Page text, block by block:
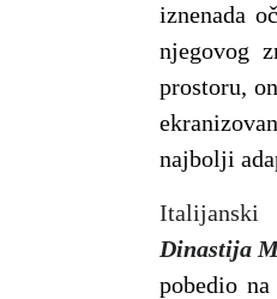
iznenada
njegovog
prostoru,
najbolji
Dinastija
pobedio